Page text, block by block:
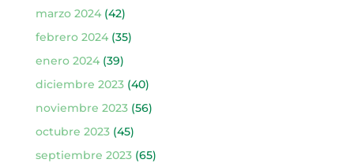
marzo 2024(42)
febrero 2024(35)
enero 2024(39)
diciembre 2023(40)
noviembre 2023(56)
octubre 2023(45)
septiembre 2023(65)